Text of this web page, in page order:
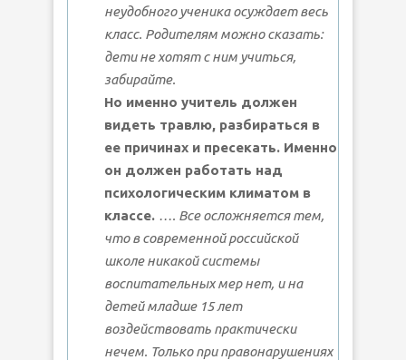
неудобного ученика осуждает весь
класс. Родителям можно сказать:
дети не хотят с ним учиться,
забирайте.
Но именно учитель должен
видеть травлю, разбираться в
ее причинах и пресекать. Именно
он должен работать над
психологическим климатом в
классе. …. Все осложняется тем,
что в современной российской
школе никакой системы
воспитательных мер нет, и на
детей младше 15 лет
воздействовать практически
нечем. Только при правонарушениях